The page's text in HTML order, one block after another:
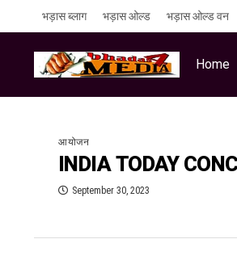
भड़ास ब्लाग भड़ास ओल्ड भड़ास ओल्ड वन
Home
आयोजन
INDIA TODAY
September 30, 2023